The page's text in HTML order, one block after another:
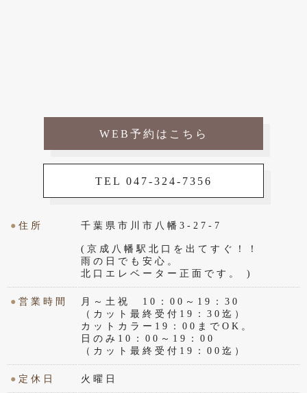
WEB予約はこちら
TEL 047-324-7356
●住所 千葉県市川市八幡3-27-7
(京成八幡駅北口を出てすぐ！！
雨の日でも安心。
北口エレベーター正面です。 )
●営業時間
月～土祝 10：00～19：30
（カット最終受付19：30迄）
カットカラー19：00までOK。
日のみ10：00～19：00
（カット最終受付19：00迄）
● 定休日 火曜日